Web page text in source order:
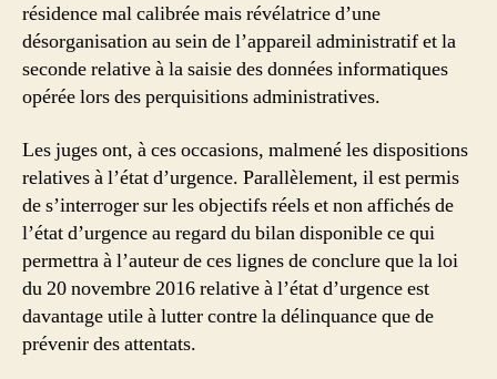
résidence mal calibrée mais révélatrice d’une
désorganisation au sein de l’appareil administratif et la
seconde relative à la saisie des données informatiques
opérée lors des perquisitions administratives.
Les juges ont, à ces occasions, malmené les dispositions
relatives à l’état d’urgence. Parallèlement, il est permis
de s’interroger sur les objectifs réels et non affichés de
l’état d’urgence au regard du bilan disponible ce qui
permettra à l’auteur de ces lignes de conclure que la loi
du 20 novembre 2016 relative à l’état d’urgence est
davantage utile à lutter contre la délinquance que de
prévenir des attentats.